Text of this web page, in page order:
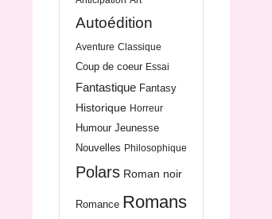
Autoédition
Aventure Classique
Coup de coeur Essai
Fantastique Fantasy
Historique Horreur
Humour Jeunesse
Nouvelles Philosophique
Polars Roman noir
Romance Romans